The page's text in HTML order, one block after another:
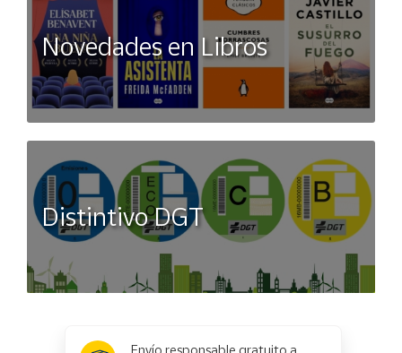
Novedades en Libros
Distintivo DGT
Envío responsable gratuito a